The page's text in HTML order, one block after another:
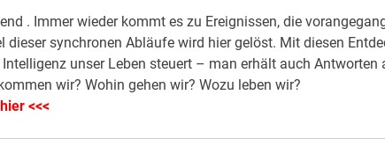
. Immer wieder kommt es zu Ereignissen, die
dieser synchronen Abläufe wird hier gelöst. Mit diesen
unser Leben steuert – man erhält auch Antworten
wir? Wohin gehen wir? Wozu leben wir?
<<<